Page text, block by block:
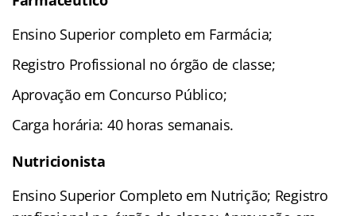
Ensino Superior completo em Farmácia;
Registro Profissional no órgão de classe;
Aprovação em Concurso Público;
Carga horária: 40 horas semanais.
Nutricionista
Ensino Superior Completo em Nutrição; Registro